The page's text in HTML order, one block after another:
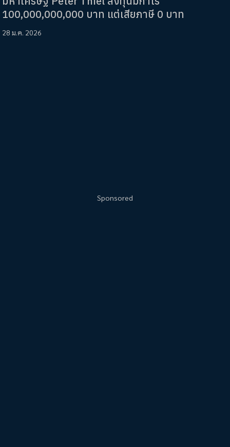
100,000,000,000 บาท แต่เสียภาษี 0 บาท
28 ม.ค. 2026
Sponsored